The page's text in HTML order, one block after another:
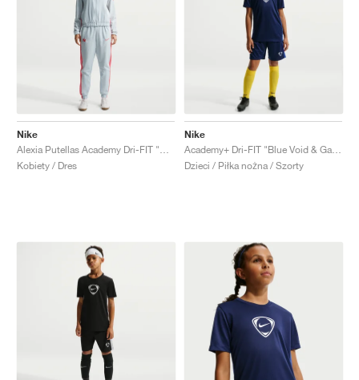
Nike
Kobiety / Dres
Nike
Dzieci / Piłka nożna / Szorty